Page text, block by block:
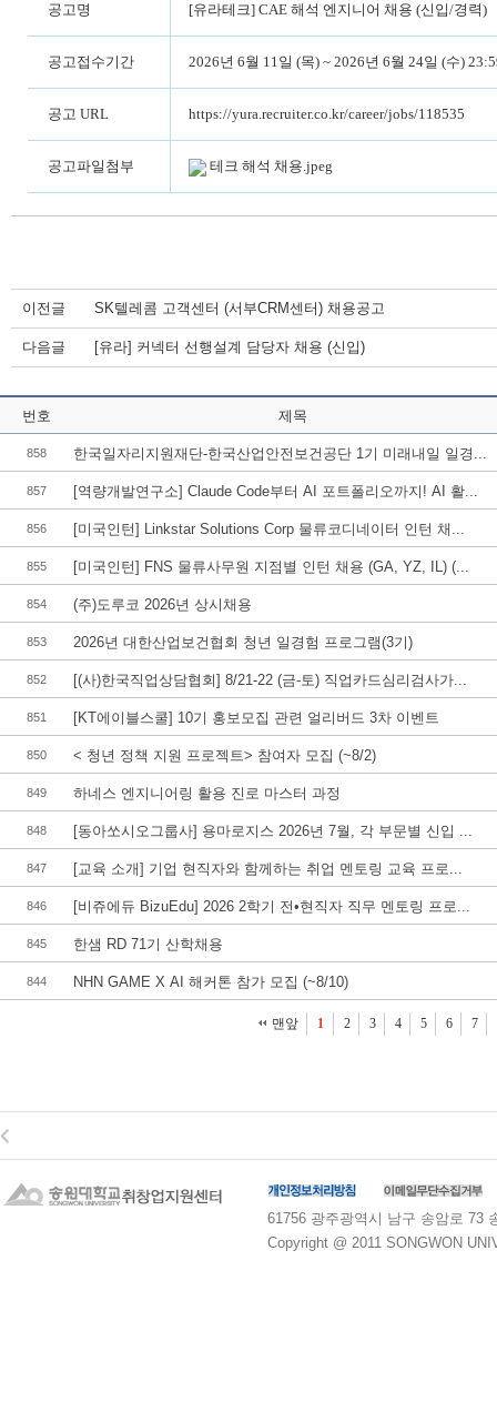
공고명 [유라테크] CAE 해석 엔지니어 채용 (신입/경력)
공고접수기간 2026년 6월 11일 (목) ~ 2026년 6월 24일 (수)
공고 URL https://yura.recruiter.co.kr/career/jobs/118535
공고파일첨부 테크 해석 채용.jpeg
이전글 SK텔레콤 고객센터 (서부CRM센터) 채용공고
다음글 [유라] 커넥터 선행설계 담당자 채용 (신입)
번호 제목
858 한국일자리지원재단-한국산업안전보건공단 1기 미래내일 일경...
857 [역량개발연구소] Claude Code부터 AI 포트폴리오까지! AI 활...
856 [미국인턴] Linkstar Solutions Corp 물류코디네이터 인턴 채...
855 [미국인턴] FNS 물류사무원 지점별 인턴 채용 (GA, YZ, IL) (...
854 (주)도루코 2026년 상시채용
853 2026년 대한산업보건협회 청년 일경험 프로그램(3기)
852 [(사)한국직업상담협회] 8/21-22 (금-토) 직업카드심리검사가...
851 [KT에이블스쿨] 10기 홍보모집 관련 얼리버드 3차 이벤트
850 < 청년 정책 지원 프로젝트> 참여자 모집 (~8/2)
849 하네스 엔지니어링 활용 진로 마스터 과정
848 [동아쏘시오그룹사] 용마로지스 2026년 7월, 각 부문별 신입 ...
847 [교육 소개] 기업 현직자와 함께하는 취업 멘토링 교육 프로...
846 [비쥬에듀 BizuEdu] 2026 2학기 전•현직자 직무 멘토링 프로...
845 한샘 RD 71기 산학채용
844 NHN GAME X AI 해커톤 참가 모집 (~8/10)
맨앞 1 2 3 4 5 6 7
61756 광주광역시 남구 송암로 73
Copyright @ 2011 SONGWON